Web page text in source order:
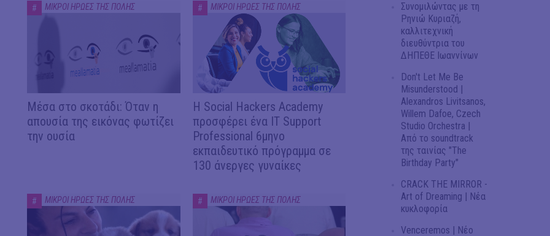
# ΜΙΚΡΟΙ ΗΡΩΕΣ ΤΗΣ ΠΟΛΗΣ
Μέσα στο σκοτάδι: Όταν η
απουσία της εικόνας φωτίζει
την ουσία
# ΜΙΚΡΟΙ ΗΡΩΕΣ ΤΗΣ ΠΟΛΗΣ
H Social Hackers Academy
προσφέρει ένα IT Support
Professional 6μηνο
εκπαιδευτικό πρόγραμμα σε
130 άνεργες γυναίκες
# ΜΙΚΡΟΙ ΗΡΩΕΣ ΤΗΣ ΠΟΛΗΣ # ΜΙΚΡΟΙ ΗΡΩΕΣ ΤΗΣ ΠΟΛΗΣ
Συνομιλώντας με τη
Ρηνιώ Κυριαζή,
καλλιτεχνική
διευθύντρια του
ΔΗΠΕΘΕ Ιωαννίνων
Don't Let Me Be
Misunderstood |
Alexandros Livitsanos,
Willem Dafoe, Czech
Studio Orchestra |
Από το soundtrack
της ταινίας "The
Birthday Party"
CRACK THE MIRROR -
Art of Dreaming | Νέα
κυκλοφορία
Venceremos | Νέο